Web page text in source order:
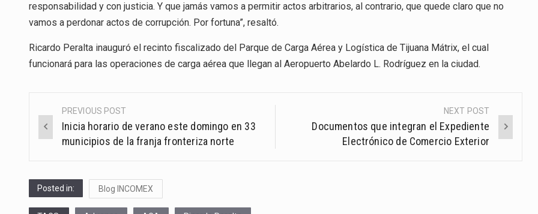
responsabilidad y con justicia. Y que jamás vamos a permitir actos arbitrarios, al contrario, que quede claro que no
vamos a perdonar actos de corrupción. Por fortuna”, resaltó.
Ricardo Peralta inauguró el recinto fiscalizado del Parque de Carga Aérea y Logística de Tijuana Mátrix, el cual
funcionará para las operaciones de carga aérea que llegan al Aeropuerto Abelardo L. Rodríguez en la ciudad.
Post
navigation
PREVIOUS POST
Inicia horario de verano este domingo en 33
municipios de la franja fronteriza norte
NEXT POST
Documentos que integran el Expediente
Electrónico de Comercio Exterior
Posted in: Blog INCOMEX